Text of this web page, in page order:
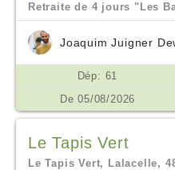
Retraite de 4 jours "Les
Joaquim Juigner
Dép: 61
De 05/08/2026
Le Tapis Vert
Le Tapis Vert, Lalacelle,